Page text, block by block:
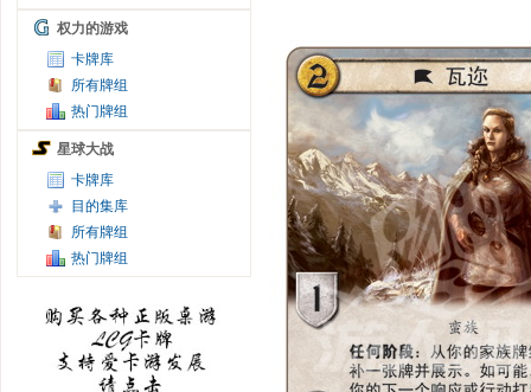
权力的游戏
卡牌库
所有牌组
热门牌组
星球大战
卡牌库
目的集库
所有牌组
热门牌组